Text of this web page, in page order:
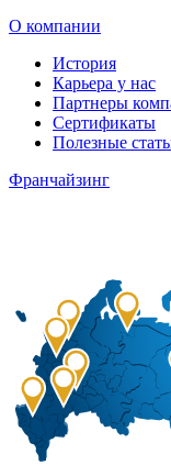
О компании
История
Карьера у нас
Партнеры
Сертификаты
Полезные
Франчайзинг